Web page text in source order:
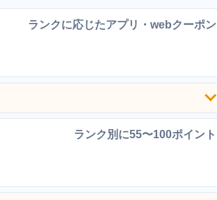
ランクに応じたアプリ・webクーポン
ランク別に55〜100ポイント